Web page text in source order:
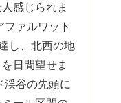
感じられま
ァルワット
し、北西の地
日間望せま
渓谷の先頭に